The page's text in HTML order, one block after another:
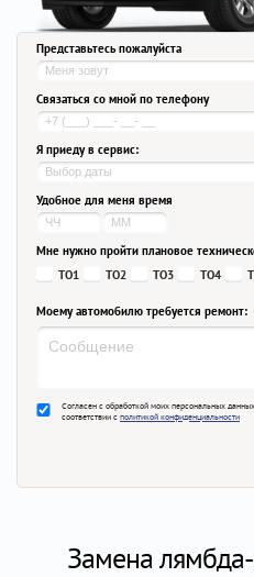
Представьтесь пожалуйста
Связаться со мной по телефону
Я приеду в сервис:
Удобное для меня время
Мне нужно пройти плановое
ТО1
ТО2 ТО3 ТО4
Моему автомобилю требуется ремонт:
Согласен с обработкой моих персональных
соответствии с политикой конфиденциальности
Замена